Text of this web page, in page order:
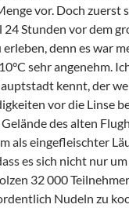
vor. Doch zuerst
Stunden vor dem
denn es war
sehr angenehm.
kennt, der
vor die Linse
des alten
als eingefleischter
es sich nicht nur
32 000
Nudeln zu